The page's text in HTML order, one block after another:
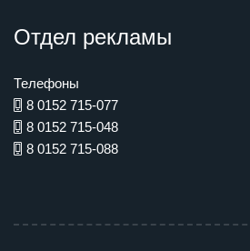
Отдел рекламы
Телефоны
8 0152 715-077
8 0152 715-048
8 0152 715-088